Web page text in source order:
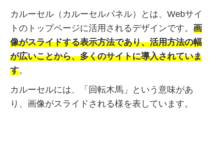
カルーセル（カルーセルパネル）とは、Webサイ
トのトップページに活用されるデザインです。 画
像がスライドする表示方法であり、活用方法の幅
が広いことから、多くのサイトに導入されていま
す。
カルーセルには、「回転木馬」という意味があ
り、画像がスライドされる様を表しています。